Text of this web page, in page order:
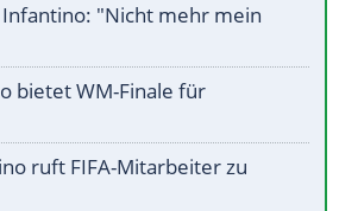
"Nicht mehr mein
bietet WM-Finale für
ruft FIFA-Mitarbeiter zu